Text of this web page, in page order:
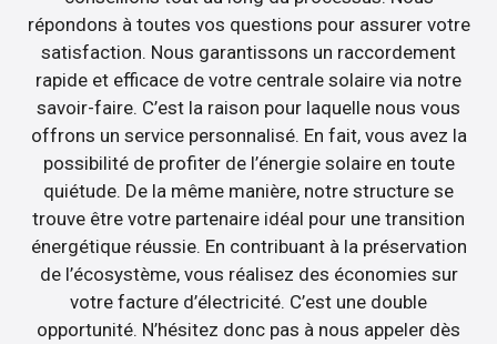
répondons à toutes vos questions pour assurer votre
satisfaction. Nous garantissons un raccordement
rapide et efficace de votre centrale solaire via notre
savoir-faire. C’est la raison pour laquelle nous vous
offrons un service personnalisé. En fait, vous avez la
possibilité de profiter de l’énergie solaire en toute
quiétude. De la même manière, notre structure se
trouve être votre partenaire idéal pour une transition
énergétique réussie. En contribuant à la préservation
de l’écosystème, vous réalisez des économies sur
votre facture d’électricité. C’est une double
opportunité. N’hésitez donc pas à nous appeler dès